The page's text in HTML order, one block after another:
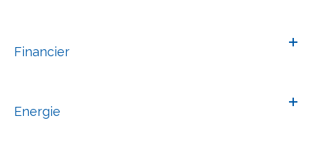
Financier
Energie